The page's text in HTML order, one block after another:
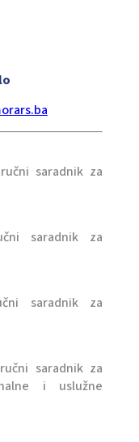
saradnik za
saradnik za
saradnik za
saradnik za
i uslužne